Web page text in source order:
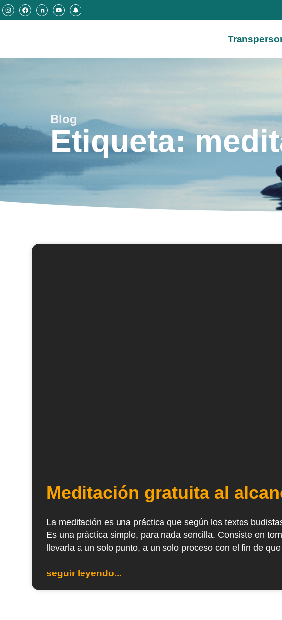
Blog
Etiqueta:
Meditación gratuita al
La meditación es una práctica que según los textos
Es una práctica simple, para nada sencilla. Consiste en
llevarla a un solo punto, a un solo proceso con el fin de
seguir leyendo...